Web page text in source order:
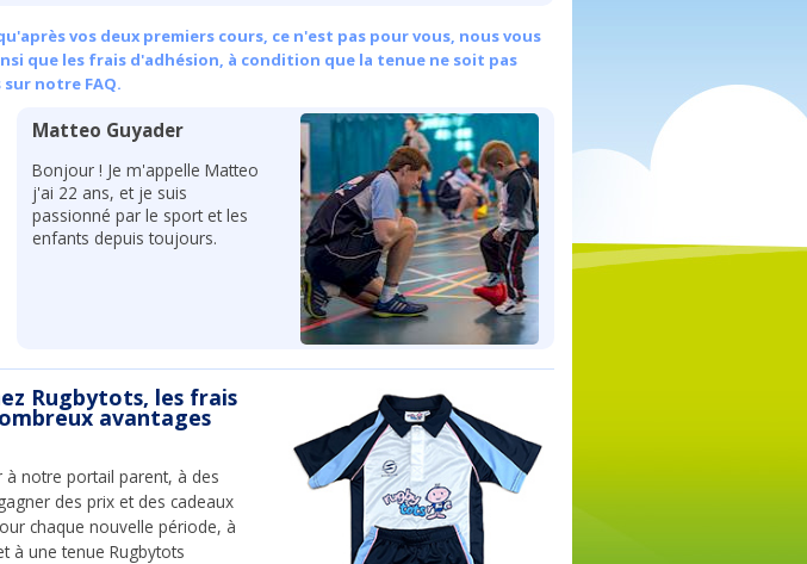
vos deux premiers cours, ce n'est pas pour vous, nous vous
que les frais d'adhésion, à condition que la tenue ne soit pas
sur notre FAQ.
Matteo Guyader
Bonjour ! Je m'appelle Matteo
j'ai 22 ans, et je suis
passionné par le sport et les
enfants depuis toujours.
Rugbytots, les frais
avantages
notre portail parent, à des
des prix et des cadeaux
chaque nouvelle période, à
à une tenue Rugbytots